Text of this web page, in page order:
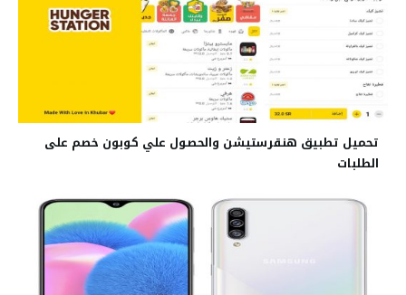
تحميل تطبيق هنقرستيشن والحصول علي كوبون خصم على
الطلبات